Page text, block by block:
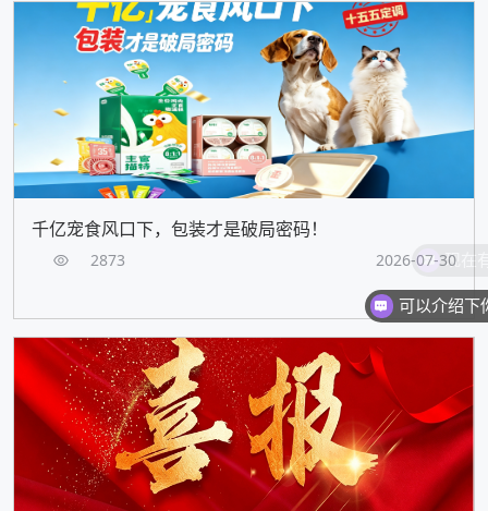
千亿宠食风口下，包装才是破局密码！
2873 2026-07-30